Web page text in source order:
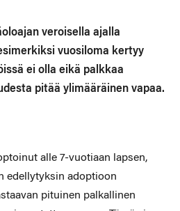
veroisella ajalla
vuosiloma kertyy
ei olla eikä palkkaa
pitää ylimääräinen vapaa.
alle 7-vuotiaan lapsen,
edellytyksin adoptioon
pituinen palkallinen